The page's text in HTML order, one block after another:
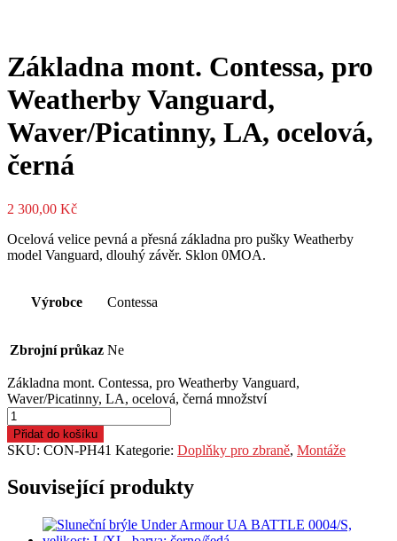
Základna mont. Contessa, pro
Weatherby Vanguard,
Waver/Picatinny, LA, ocelová,
černá
2 300,00 Kč
Ocelová velice pevná a přesná základna pro pušky Weatherby
model Vanguard, dlouhý závěr. Sklon 0MOA.
Výrobce Contessa
Zbrojní průkaz Ne
Základna mont. Contessa, pro Weatherby Vanguard,
Waver/Picatinny, LA, ocelová, černá množství
Přidat do košíku
SKU: CON-PH41 Kategorie: Doplňky pro zbraně, Montáže
Související produkty